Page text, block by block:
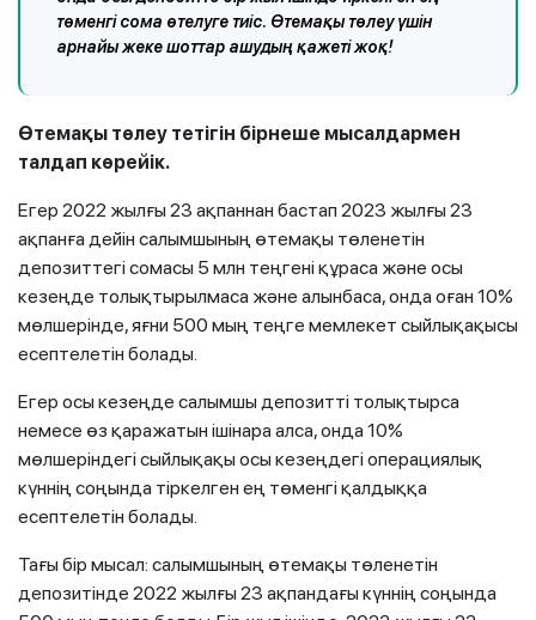
төменгі сома өтелуге тиіс. Өтемақы төлеу үшін
арнайы жеке шоттар ашудың қажеті жоқ!
Өтемақы төлеу тетігін бірнеше мысалдармен
талдап көрейік.
Егер 2022 жылғы 23 ақпаннан бастап 2023 жылғы 23
ақпанға дейін салымшының өтемақы төленетін
депозиттегі сомасы 5 млн теңгені құраса және осы
кезеңде толықтырылмаса және алынбаса, онда оған 10%
мөлшерінде, яғни 500 мың теңге мемлекет сыйлықақысы
есептелетін болады.
Егер осы кезеңде салымшы депозитті толықтырса
немесе өз қаражатын ішінара алса, онда 10%
мөлшеріндегі сыйлықақы осы кезеңдегі операциялық
күннің соңында тіркелген ең төменгі қалдыққа
есептелетін болады.
Тағы бір мысал: салымшының өтемақы төленетін
депозитінде 2022 жылғы 23 ақпандағы күннің соңында